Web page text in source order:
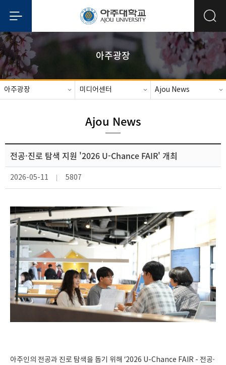
아주광장
아주광장 미디어센터 Ajou News
Ajou News
전공·진로 탐색 지원 '2026 U-Chance FAIR' 개최
2026-05-11 5807
아주인의 전공과 진로 탐색을 돕기 위해 ‘2026 U-Chance FAIR - 전공·